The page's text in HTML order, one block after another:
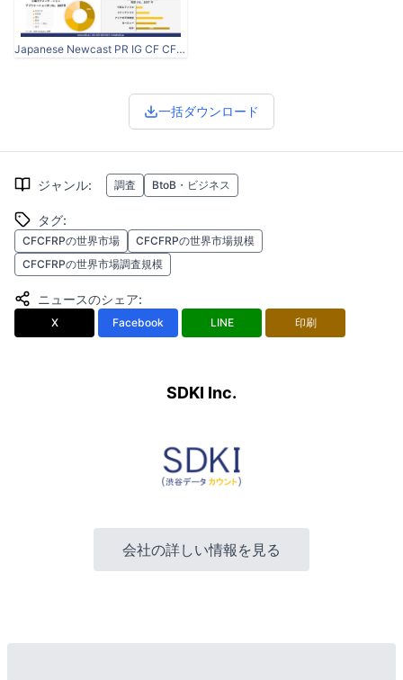
Japanese Newcast PR IG CF CFRPM.jpg
一括ダウンロード
ジャンル: 調査 BtoB・ビジネス
タグ:
CFCFRPの世界市場
CFCFRPの世界市場規模
CFCFRPの世界市場調査規模
ニュースのシェア:
X Facebook LINE 印刷
SDKI Inc.
会社の詳しい情報を見る